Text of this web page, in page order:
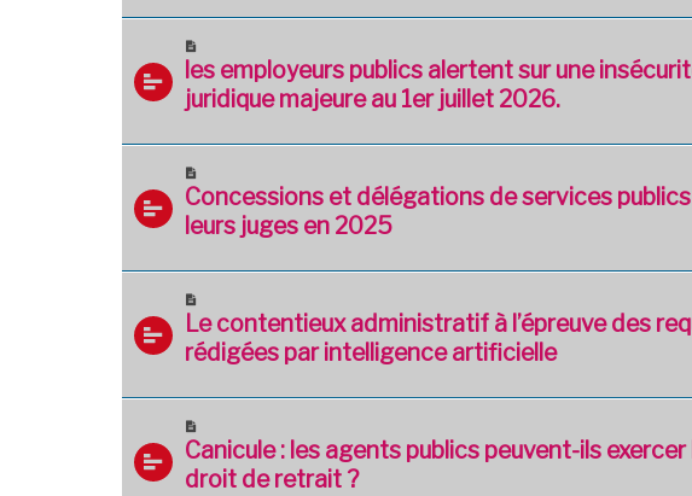
les employeurs publics alertent sur une
juridique majeure au 1er juillet 2026.
Concessions et délégations de services
leurs juges en 2025
Le contentieux administratif à l’épreuve des
rédigées par intelligence artificielle
Canicule : les agents publics peuvent-ils exercer
droit de retrait ?